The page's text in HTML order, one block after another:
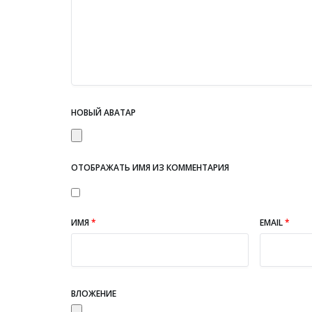
НОВЫЙ АВАТАР
ОТОБРАЖАТЬ ИМЯ ИЗ КОММЕНТАРИЯ
ИМЯ* EMAIL*
ВЛОЖЕНИЕ